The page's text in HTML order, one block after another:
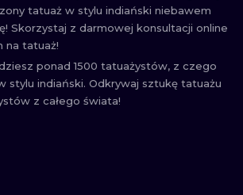
tatuaż w stylu indiański niebawem
Skorzystaj z darmowej konsultacji online
na tatuaż!
ponad 1500 tatuażystów, z czego
stylu indiański. Odkrywaj sztukę tatuażu
z całego świata!